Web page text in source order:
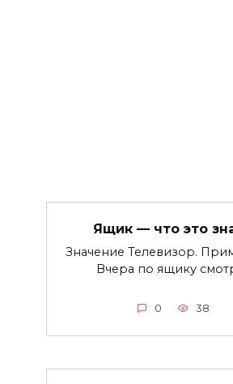
Ящик — что это
Значение Телевизор.
Вчера по ящику
0 38